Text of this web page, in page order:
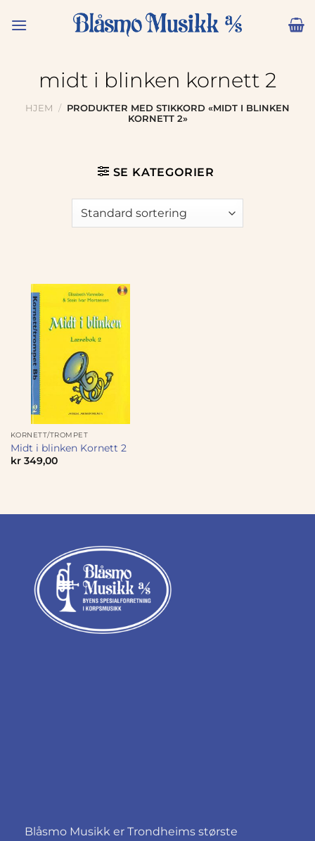
midt i blinken kornett 2
HJEM / PRODUKTER MED STIKKORD «MIDT I BLINKEN
KORNETT 2»
SE KATEGORIER
KORNETT/TROMPET
Midt i blinken Kornett 2
kr349,00
Blåsmo Musikk er Trondheims største